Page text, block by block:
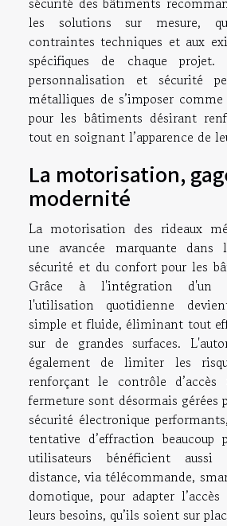
les solutions sur mesure,
contraintes techniques et aux
spécifiques de chaque
personnalisation et sécurité
métalliques de s’imposer
pour les bâtiments désirant
tout en soignant l’apparence de
La motorisation,
modernité
La motorisation des rideaux
une avancée marquante
sécurité et du confort pour les
Grâce à l'intégration d'un
l'utilisation quotidienne
simple et fluide, éliminant tout
sur de grandes surfaces.
également de limiter les
renforçant le contrôle
fermeture sont désormais gérées
sécurité électronique
tentative d’effraction beaucoup
utilisateurs bénéficient
distance, via télécommande,
domotique, pour adapter
leurs besoins, qu’ils soient sur